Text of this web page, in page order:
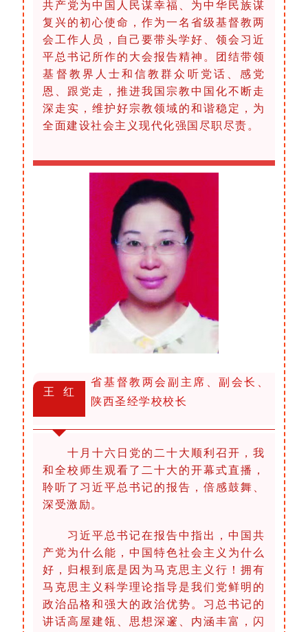
共产党为中国人民谋幸福、为中华民族谋
复兴的初心使命，作为一名省级基督教两
会工作人员，自己要带头学好、领会习近
平总书记所作的大会报告精神。团结带领
基督教界人士和信教群众听党话、感党
恩、跟党走，推进我国宗教中国化不断走
深走实，维护好宗教领域的和谐稳定，为
全面建设社会主义现代化强国尽职尽责。
王 红
省基督教两会副主席、副会长、
陕西圣经学校校长
十月十六日党的二十大顺利召开，我
和全校师生观看了二十大的开幕式直播，
聆听了习近平总书记的报告，倍感鼓舞、
深受激励。
习近平总书记在报告中指出，中国共
产党为什么能，中国特色社会主义为什么
好，归根到底是因为马克思主义行！拥有
马克思主义科学理论指导是我们党鲜明的
政治品格和强大的政治优势。习总书记的
讲话高屋建瓴、思想深邃、内涵丰富，闪